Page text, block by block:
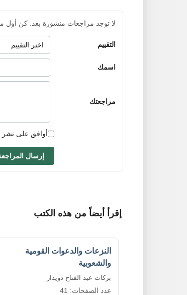
لا توجد مراجعات منشورة بعد. كن أول
التقييم
اسمك
مراجعتك
أوافق على نشر
إرسال
إقرأ أيضاً من هذه الكتب
النزعات والدعوات القومية
والشعوبية
بركات عبد الفتاح دويدار
عدد الصفحات: 41